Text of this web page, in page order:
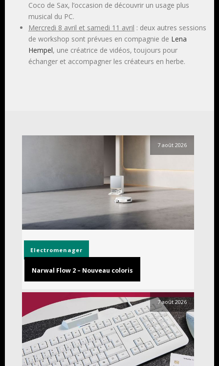
Coco de Sax, l’occasion de découvrir un usage plus
musical du PC.
Mercredi 8 avril et samedi 11 avril : deux autres sessions
de workshop sont prévues en compagnie de Lena
Hempel, une créatrice de vidéos, toujours pour
échanger et accompagner les créateurs en herbe.
7 août 2026
Electromenager
Narwal Flow 2 – Nouveau coloris
7 août 2026